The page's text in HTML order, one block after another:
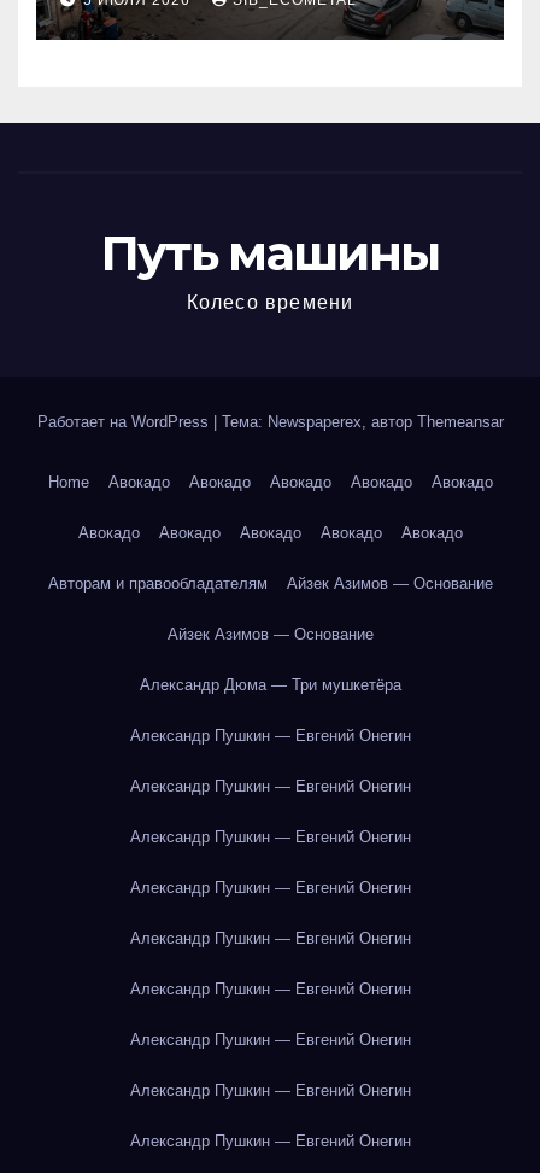
МКАД
Путь машины
Колесо времени
Работает на WordPress Тема: Newspaperex, автор Themeansar
Home Авокадо Авокадо Авокадо Авокадо Авокадо
Авокадо Авокадо Авокадо Авокадо Авокадо
Авторам и правообладателям Айзек Азимов — Основание
Айзек Азимов — Основание
Александр Дюма — Три мушкетёра
Александр Пушкин — Евгений Онегин
Александр Пушкин — Евгений Онегин
Александр Пушкин — Евгений Онегин
Александр Пушкин — Евгений Онегин
Александр Пушкин — Евгений Онегин
Александр Пушкин — Евгений Онегин
Александр Пушкин — Евгений Онегин
Александр Пушкин — Евгений Онегин
Александр Пушкин — Евгений Онегин